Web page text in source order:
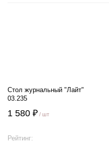
Стол журнальный "Лайт"
03.235
1 580 ₽ / шт
Рейтинг: